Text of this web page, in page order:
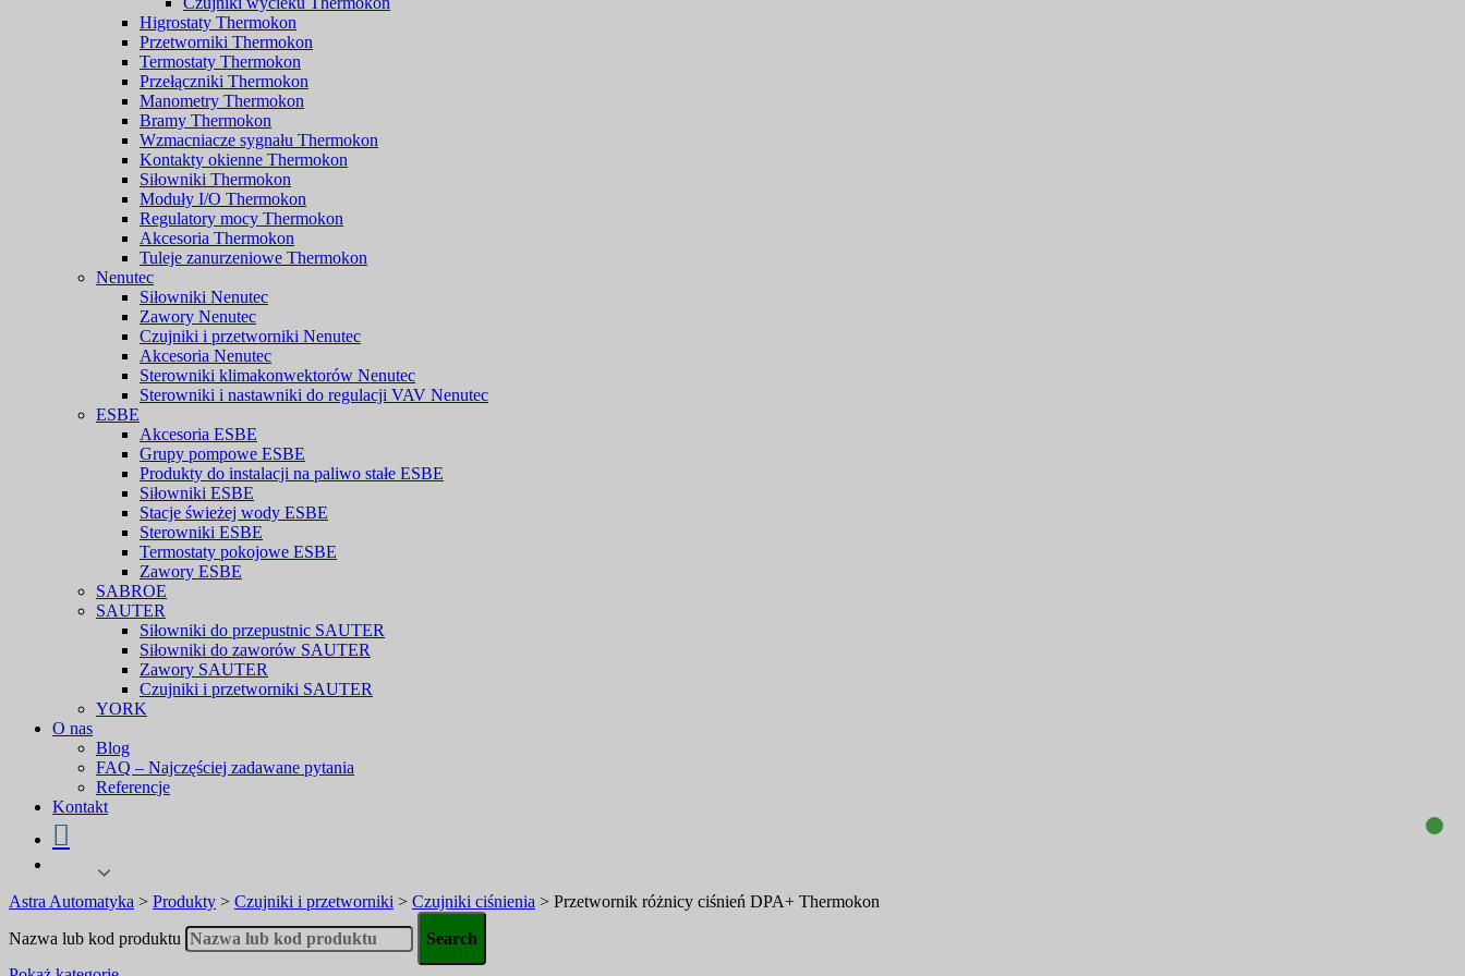
Higrostaty Thermokon
Przetworniki Thermokon
Termostaty Thermokon
Przełączniki Thermokon
Manometry Thermokon
Bramy Thermokon
Wzmacniacze sygnału Thermokon
Kontakty okienne Thermokon
Siłowniki Thermokon
Moduły I/O Thermokon
Regulatory mocy Thermokon
Akcesoria Thermokon
Tuleje zanurzeniowe Thermokon
Nenutec
Siłowniki Nenutec
Zawory Nenutec
Czujniki i przetworniki Nenutec
Akcesoria Nenutec
Sterowniki klimakonwektorów Nenutec
Sterowniki i nastawniki do regulacji VAV Nenutec
ESBE
Akcesoria ESBE
Grupy pompowe ESBE
Produkty do instalacji na paliwo stałe ESBE
Siłowniki ESBE
Stacje świeżej wody ESBE
Sterowniki ESBE
Termostaty pokojowe ESBE
Zawory ESBE
SABROE
SAUTER
Siłowniki do przepustnic SAUTER
Siłowniki do zaworów SAUTER
Zawory SAUTER
Czujniki i przetworniki SAUTER
YORK
O nas
Blog
FAQ – Najczęściej zadawane pytania
Referencje
Kontakt
Astra Automatyka > Produkty > Czujniki i przetworniki > Czujniki ciśnienia > Przetwornik różnicy ciśnień DPA+ Thermokon
Nazwa lub kod produktu